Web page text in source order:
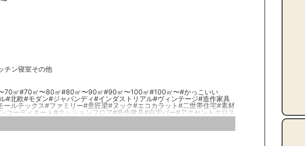
チン寝室その他
70㎡#70㎡〜80㎡#80㎡〜90㎡#90㎡〜100㎡#100㎡〜#かっこいい
#北欧#モダン#ジャパンディ#インダストリアル#ヴィンテージ#造作家具
ールテックス#ファミリー#意匠梁#ヌック#エコカラット#二世帯住宅#素材
コーディネート#クッションフロア#造作建具#自宅バー#アクセントクロス
ン#シート#モルタル#家族構成#足場板#真鍮#大理石#造作棚#こだわり
壁#有孔ボード#Ⅰ型キッチン#造作洗面化粧台#ワークスペース#在来浴室